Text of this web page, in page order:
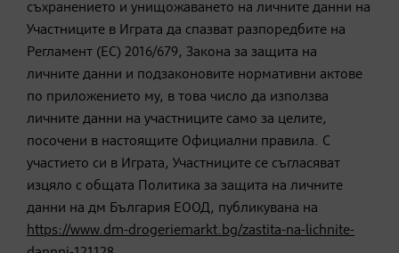
съхранението и унищожаването на личните данни на
Участниците в Играта да спазват разпоредбите на
Регламент (ЕС) 2016/679, Закона за защита на
личните данни и подзаконовите нормативни актове
по приложението му, в това число да използва
личните данни на участниците само за целите,
посочени в настоящите Официални правила. С
участието си в Играта, Участниците се съгласяват
изцяло с общата Политика за защита на личните
данни на дм България ЕООД, публикувана на
https://www.dm-drogeriemarkt.bg/zastita-na-lichnite-